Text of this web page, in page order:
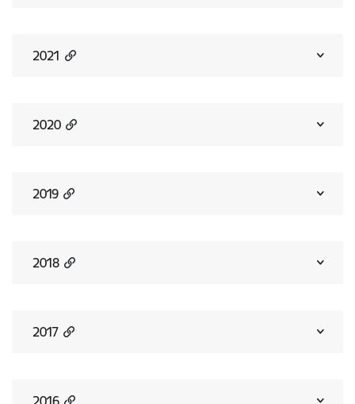
2021
2020
2019
2018
2017
2016